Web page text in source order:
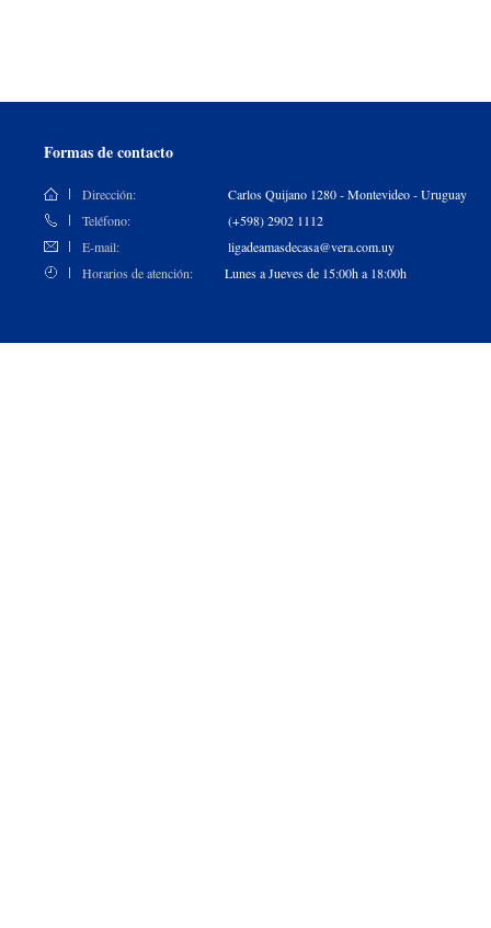
Formas de contacto
Dirección:
Carlos Quijano 1280 - Montevideo - Uruguay
Teléfono:
(+598) 2902 1112
E-mail:
ligadeamasdecasa@vera.com.uy
Horarios de atención:
Lunes a Jueves de 15:00h a 18:00h